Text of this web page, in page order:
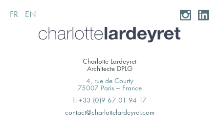
Skip
to
FR EN
Charlotte Lardeyret
Architecte DPLG
4, rue de Courty
75007 Paris – France
T: +33 (0)9 67 01 94 17
moc.teryedralettolrahc@tcatnoc